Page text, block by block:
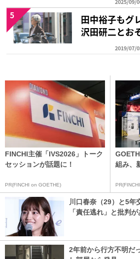
2025/09/
田中裕子もグ
沢田研二とお
2019/07/
5
FINCHI主催「IVS2026」トーク
セッションが話題に！
PR(FINCHI on GOETHE)
組み、
川口春奈（29）と5
「責任逃れ」と批判
2年前から行方不明だ